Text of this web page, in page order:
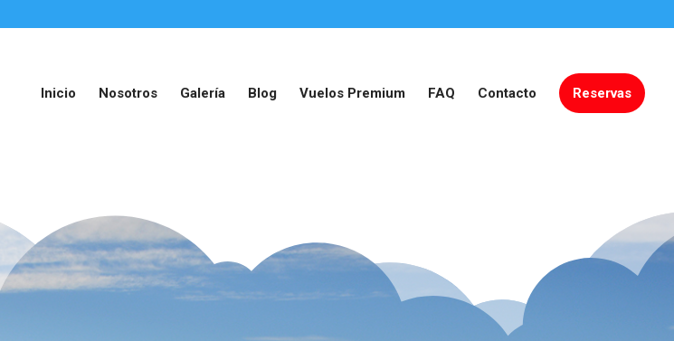
Inicio Nosotros Galería Blog Vuelos Premium FAQ Contacto Reservas